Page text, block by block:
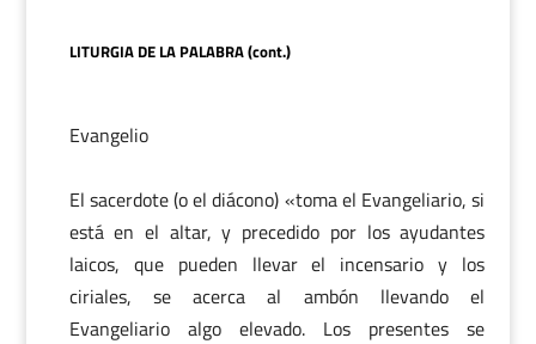
LITURGIA DE LA PALABRA (cont.)
Evangelio
El sacerdote (o el diácono) «toma el Evangeliario, si
está en el altar, y precedido por los ayudantes
laicos, que pueden llevar el incensario y los
ciriales, se acerca al ambón llevando el
Evangeliario algo elevado. Los presentes se